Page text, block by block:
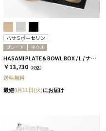
ハサミポーセリン
プレート ボウル
HASAMI PLATE＆BOWL BOX / L / ナチュラル［ハサミポーセリン］
￥13,730 （税込）
送料無料
最短8月11日(火)にお届け